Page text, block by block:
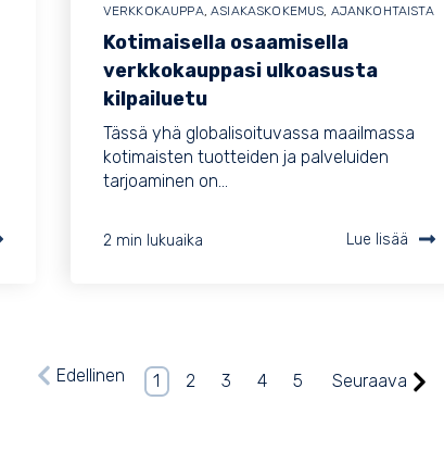
VERKKOKAUPPA,ASIAKASKOKEMUS, AJANKOHTAISTA
Kotimaisella osaamisella
verkkokauppasi ulkoasusta
kilpailuetu
Tässä yhä globalisoituvassa maailmassa
kotimaisten tuotteiden ja palveluiden
tarjoaminen on...
2 min lukuaika Lue lisää
Edellinen 1 2 3 4 5 Seuraava